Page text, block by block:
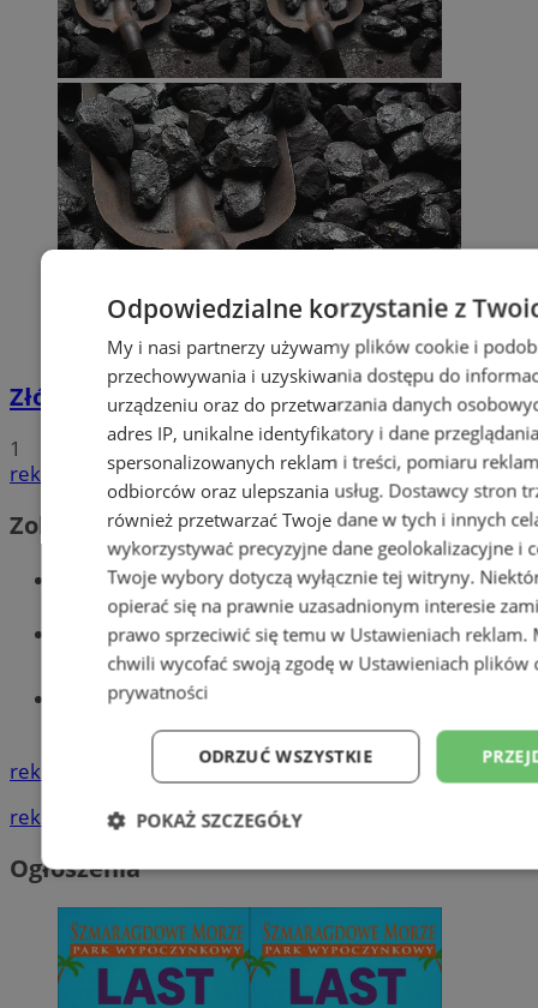
Złóż wniosek o dodatek węglowy
1
reklama
Zobacz również
Wiadomości kryminalne w Wodzisławiu
Wiadomości lokalne
Tworzenie stron www - Wodzisław
reklama
reklama
Ogłoszenia
Odpowiedzialne korzystanie z
My i nasi partnerzy używamy plików cookie i
przechowywania i uzyskiwania dostępu do
urządzeniu oraz do przetwarzania danych
adres IP, unikalne identyfikatory i dane
spersonalizowanych reklam i treści, pomiaru
odbiorców oraz ulepszania usług. Dostawcy stron
również przetwarzać Twoje dane w tych i innych
wykorzystywać precyzyjne dane geolokalizacyjne i
Twoje wybory dotyczą wyłącznie tej witryny.
opierać się na prawnie uzasadnionym interesie
prawo sprzeciwić się temu w Ustawieniach reklam.
chwili wycofać swoją zgodę w Ustawieniach plików
prywatności
ODRZUĆ WSZYSTKIE
POKAŻ SZCZEGÓŁY
Niezbędne Wydajność
Niesklasyfikowane